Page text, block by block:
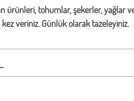
tohumlar, şekerler, yağlar
veriniz. Günlük olarak tazeleyiniz.